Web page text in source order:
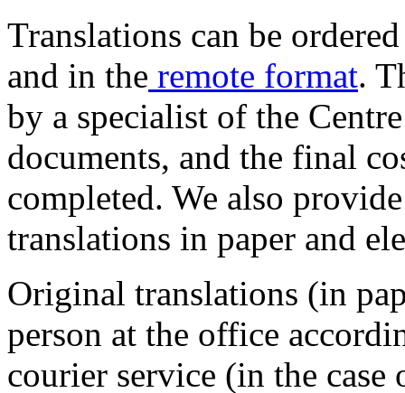
Translations can be
and in the remote format.
by a specialist of the
documents, and the final
completed. We also
translations in paper and
Original translations (in
person at the office
courier service (in the